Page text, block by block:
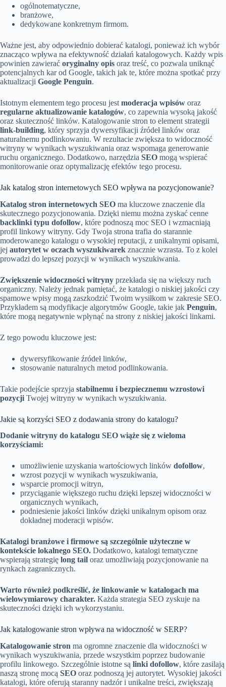
ogólnotematyczne,
branżowe,
dedykowane konkretnym firmom.
Ważne jest, aby odpowiednio dobierać katalogi, ponieważ ich wybór
znacząco wpływa na efektywność działań katalogowych. Każdy wpis
powinien zawierać oryginalny opis oraz treść, co pozwala uniknąć
potencjalnych kar od Google, takich jak te, które można spotkać przy
aktualizacji Google Penguin.
Istotnym elementem tego procesu jest moderacja wpisów oraz
regularne aktualizowanie katalogów, co zapewnia wysoką jakość
oraz skuteczność linków. Katalogowanie stron to element strategii
link-building, który sprzyja dywersyfikacji źródeł linków oraz
naturalnemu podlinkowaniu. W rezultacie zwiększa to widoczność
witryny w wynikach wyszukiwania oraz wspomaga generowanie
ruchu organicznego. Dodatkowo, narzędzia SEO mogą wspierać
monitorowanie oraz optymalizację efektów tego procesu.
Jak katalog stron internetowych SEO wpływa na pozycjonowanie?
Katalog stron internetowych SEO ma kluczowe znaczenie dla
skutecznego pozycjonowania. Dzięki niemu można zyskać cenne
backlinki typu dofollow, które podnoszą moc SEO i wzmacniają
profil linkowy witryny. Gdy Twoja strona trafia do starannie
moderowanego katalogu o wysokiej reputacji, z unikalnymi opisami,
jej autorytet w oczach wyszukiwarek znacznie wzrasta. To z kolei
prowadzi do lepszej pozycji w wynikach wyszukiwania.
Zwiększenie widoczności witryny przekłada się na większy ruch
organiczny. Należy jednak pamiętać, że katalogi o niskiej jakości czy
spamowe wpisy mogą zaszkodzić Twoim wysiłkom w zakresie SEO.
Przykładem są modyfikacje algorytmów Google, takie jak Penguin,
które mogą negatywnie wpłynąć na strony z niskiej jakości linkami.
Z tego powodu kluczowe jest:
dywersyfikowanie źródeł linków,
stosowanie naturalnych metod podlinkowania.
Takie podejście sprzyja stabilnemu i bezpiecznemu wzrostowi
pozycji Twojej witryny w wynikach wyszukiwania.
Jakie są korzyści SEO z dodawania strony do katalogu?
Dodanie witryny do katalogu SEO wiąże się z wieloma
korzyściami:
umożliwienie uzyskania wartościowych linków dofollow,
wzrost pozycji w wynikach wyszukiwania,
wsparcie promocji witryn,
przyciąganie większego ruchu dzięki lepszej widoczności w
organicznych wynikach,
podniesienie jakości linków dzięki unikalnym opisom oraz
dokładnej moderacji wpisów.
Katalogi branżowe i firmowe są szczególnie użyteczne w
kontekście lokalnego SEO. Dodatkowo, katalogi tematyczne
wspierają strategię long tail oraz umożliwiają pozycjonowanie na
rynkach zagranicznych.
Warto również podkreślić, że linkowanie w katalogach ma
wielowymiarowy charakter. Każda strategia SEO zyskuje na
skuteczności dzięki ich wykorzystaniu.
Jak katalogowanie stron wpływa na widoczność w SERP?
Katalogowanie stron ma ogromne znaczenie dla widoczności w
wynikach wyszukiwania, przede wszystkim poprzez budowanie
profilu linkowego. Szczególnie istotne są linki dofollow, które zasilają
naszą stronę mocą SEO oraz podnoszą jej autorytet. Wysokiej jakości
katalogi, które oferują staranny nadzór i unikalne treści, zwiększają